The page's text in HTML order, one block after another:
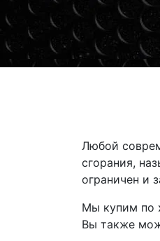
Любой
сгорания,
ограничен и
Мы купим по
Вы также